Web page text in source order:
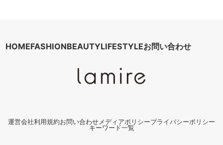
HOMEFASHIONBEAUTYLIFESTYLEお問い合わせ
運営会社利用規約お問い合わせ メディアポリシープライバシーポリシー
キーワード一覧